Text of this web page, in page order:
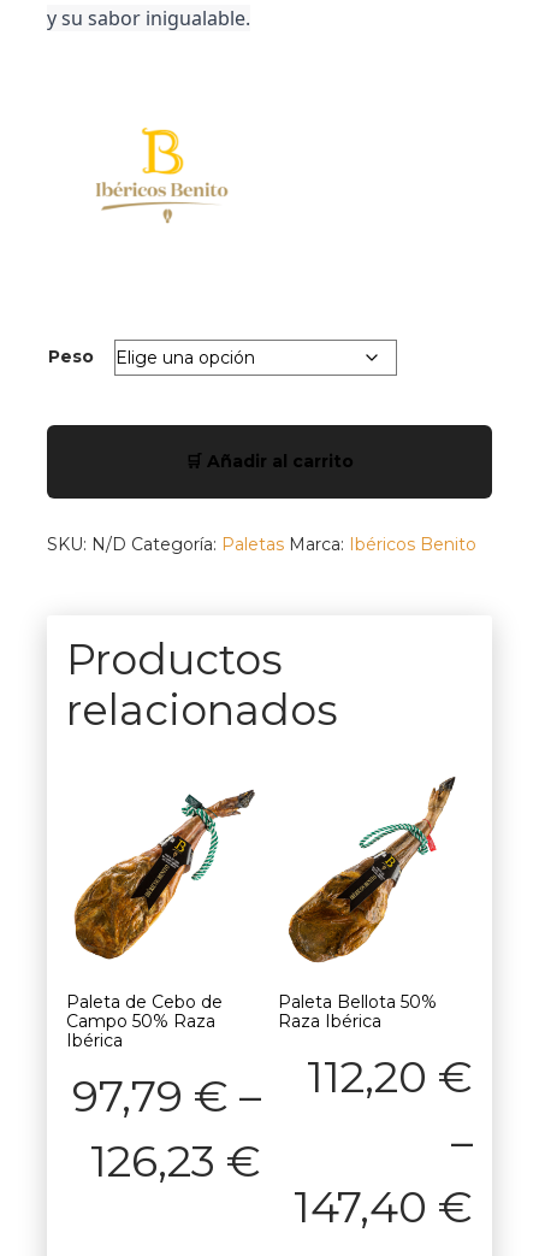
y su sabor inigualable.
Peso
Etiqueta
cantidad
🛒 Añadir al carrito
SKU: N/D Categoría: Paletas Marca: Ibéricos Benito
Productos
relacionados
Paleta de Cebo de
Campo 50% Raza
Ibérica
97,79 € –
126,23 €
Paleta Bellota 50%
Raza Ibérica
112,20 €
–
147,40 €